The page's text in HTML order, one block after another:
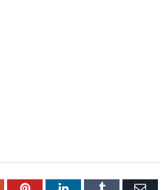
PinterestLinkedInTumblr Email